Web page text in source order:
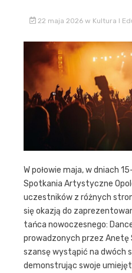
22 maja 2026 w Kultura I
W połowie maja, w dniach
Spotkania Artystyczne
uczestników z różnych
się okazją do
tańca nowoczesnego:
prowadzonych przez Anetę
szansę wystąpić na dwóch
demonstrując swoje